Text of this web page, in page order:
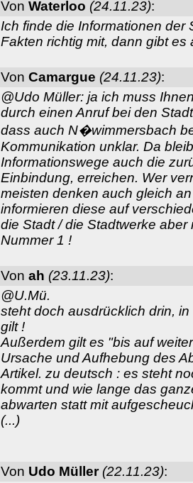
Von Waterloo (24.11.23):
Ich finde die Informationen der
Fakten richtig mit, dann gibt
Von Camargue (24.11.23):
@Udo Müller: ja ich muss
durch einen Anruf bei den
dass auch N�wimmersbach
Kommunikation unklar. Da
Informationswege auch die
Einbindung, erreichen. Wer
meisten denken auch gleich
informieren diese auf
die Stadt / die Stadtwerke
Nummer 1 !
Von ah (23.11.23):
@U.Mü.
steht doch ausdrücklich drin,
gilt !
Außerdem gilt es "bis auf
Ursache und Aufhebung des
Artikel. zu deutsch : es steht
kommt und wie lange das
abwarten statt mit
(...)
Von Udo Müller (22.11.23):